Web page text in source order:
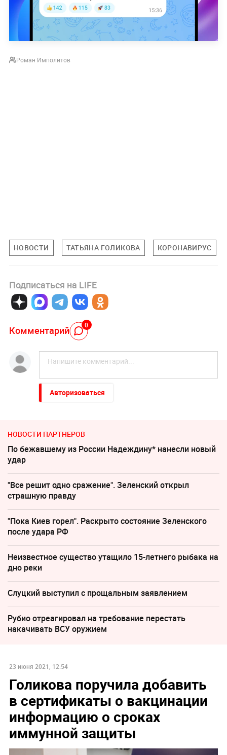
Роман Имполитов
НОВОСТИ ТАТЬЯНА ГОЛИКОВА КОРОНАВИРУС
Подписаться на LIFE
Комментарий 0
Авторизоваться
НОВОСТИ ПАРТНЕРОВ
По бежавшему из России Надеждину* нанесли новый
удар
"Все решит одно сражение". Зеленский открыл
страшную правду
"Пока Киев горел". Раскрыто состояние Зеленского
после удара РФ
Неизвестное существо утащило 15-летнего рыбака на
дно реки
Слуцкий выступил с прощальным заявлением
Рубио отреагировал на требование перестать
накачивать ВСУ оружием
23 июня 2021, 12:54
Голикова поручила добавить
в сертификаты о вакцинации
информацию о сроках
иммунной защиты